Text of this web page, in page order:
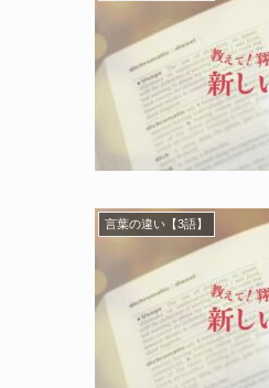
言葉の違い【3語】